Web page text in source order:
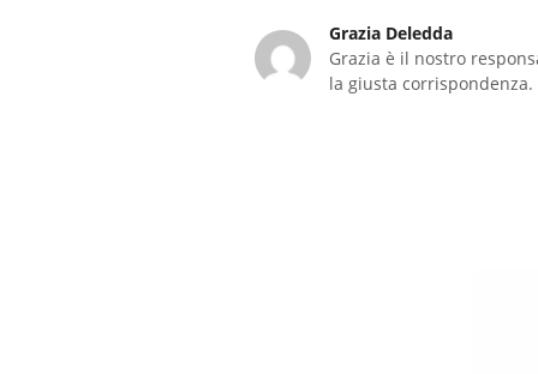
Grazia Deledda
Grazia è il nostro
la giusta